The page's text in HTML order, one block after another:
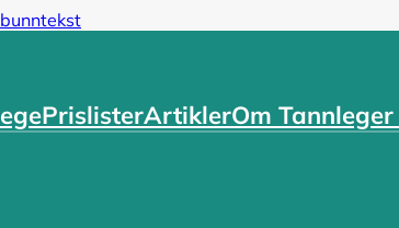
PrislisterArtiklerOm